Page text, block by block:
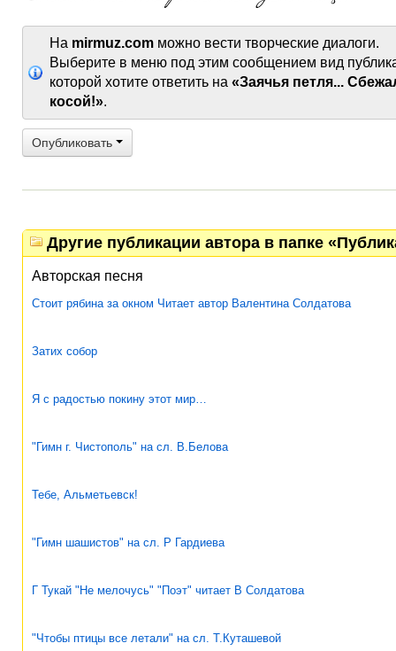
На mirmuz.com можно вести творческие диалоги.
Выберите в меню под этим сообщением вид
которой хотите ответить на «Заячья петля...
косой!».
Опубликовать
Другие публикации автора в папке
Авторская песня
Стоит рябина за окном Читает автор Валентина Солдатова
Затих собор
Я с радостью покину этот мир…
"Гимн г. Чистополь" на сл. В.Белова
Тебе, Альметьевск!
"Гимн шашистов" на сл. Р Гардиева
Г Тукай "Не мелочусь" "Поэт" читает В Солдатова
"Чтобы птицы все летали" на сл. Т.Куташевой